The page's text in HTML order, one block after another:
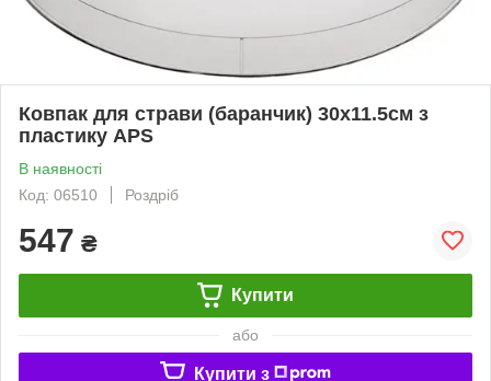
Ковпак для страви (баранчик) 30х11.5см з
пластику APS
В наявності
Код: 06510
Роздріб
547 ₴
Купити
або
Купити з